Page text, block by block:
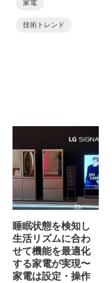
家電
技術トレンド
睡眠状態を検知し
生活リズムに合わ
せて機能を最適化
する家電が実現〜
家電は設定・操作